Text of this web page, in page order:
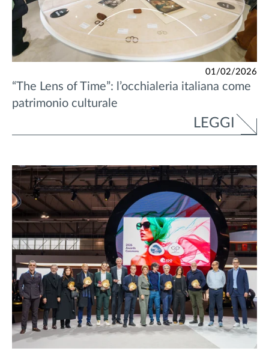
01/02/2026
“The Lens of Time”: l’occhialeria italiana come
patrimonio culturale
LEGGI